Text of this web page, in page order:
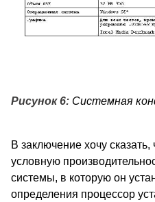
Рисунок 6: Системная
В заключение хочу
условную
системы, в которую он
определения процессор